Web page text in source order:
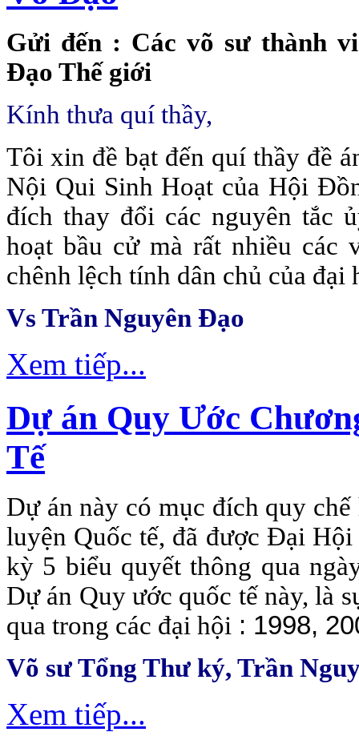
Gửi đến : Các võ sư thành
Đạo Thế giới
Kính thưa quí thầy,
Tôi xin đề bạt đến quí thầy đề
Nội Qui Sinh Hoạt của Hội
đích thay đổi các nguyên tắc
hoạt bầu cử mà rất nhiều
chênh lệch tính dân chủ của đại
Vs Trần Nguyên Đạo
Xem tiếp...
Dự án Quy Ước
Tế
Dự án này có mục đích quy
luyện Quốc tế, đã được Đại
kỳ 5 biểu quyết thông qua
Dự án Quy ước quốc tế này, là
qua trong các đại hội : 1998,
Võ sư Tổng Thư ký, Trần
Xem tiếp...